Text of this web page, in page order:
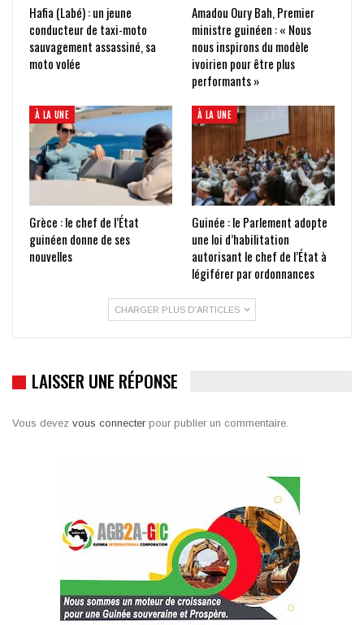
Hafia (Labé) : un jeune
conducteur de taxi-moto
sauvagement assassiné, sa
moto volée
Amadou Oury Bah, Premier
ministre guinéen : « Nous
nous inspirons du modèle
ivoirien pour être plus
performants »
À LA UNE
Grèce : le chef de l’État
guinéen donne de ses
nouvelles
À LA UNE
Guinée : le Parlement adopte
une loi d’habilitation
autorisant le chef de l’État à
légiférer par ordonnances
CHARGER PLUS D'ARTICLES
LAISSER UNE RÉPONSE
Vous devez vous connecter pour publier un commentaire.